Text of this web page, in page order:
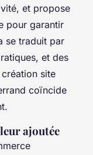
et propose
pour garantir
se traduit par
et des
site
coïncide
ajoutée